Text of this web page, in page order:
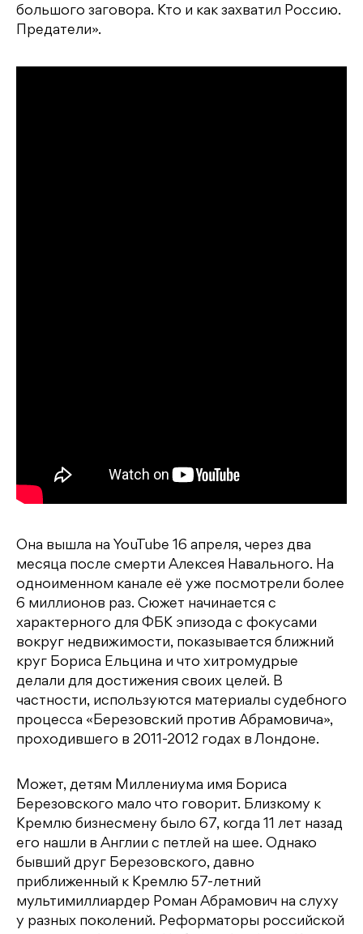
большого заговора. Кто и как захватил Россию.
Предатели».
Она вышла на YouTube 16 апреля, через два
месяца после смерти Алексея Навального. На
одноименном канале её уже посмотрели более
6 миллионов раз. Сюжет начинается с
характерного для ФБК эпизода с фокусами
вокруг недвижимости, показывается ближний
круг Бориса Ельцина и что хитромудрые
делали для достижения своих целей. В
частности, используются материалы судебного
процесса «Березовский против Абрамовича»,
проходившего в 2011-2012 годах в Лондоне.
Может, детям Миллениума имя Бориса
Березовского мало что говорит. Близкому к
Кремлю бизнесмену было 67, когда 11 лет назад
его нашли в Англии с петлей на шее. Однако
бывший друг Березовского, давно
приближенный к Кремлю 57-летний
мультимиллиардер Роман Абрамович на слуху
у разных поколений. Реформаторы российской